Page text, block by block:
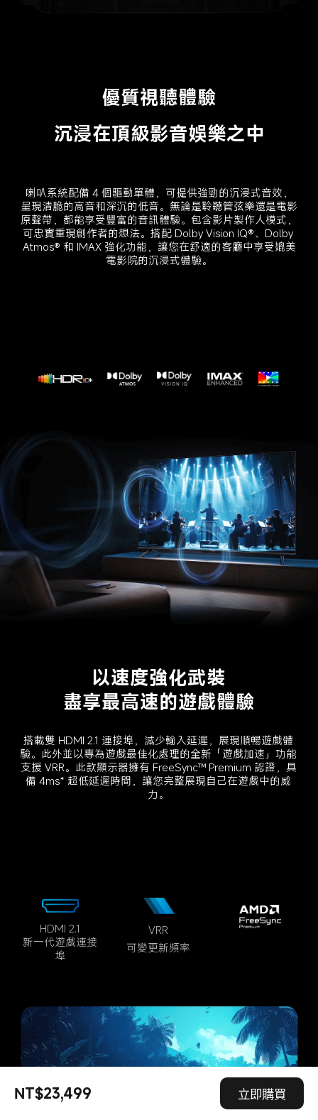
NT$23,499 立即購買
優質視聽體驗
沉浸在頂級影音娛樂之中
喇叭系統配備 4 個驅動單體，可提供強勁的沉浸式音效，
呈現清脆的高音和深沉的低音。無論是聆聽管弦樂還是電影
原聲帶，都能享受豐富的音訊體驗。包含影片製作人模式，
可忠實重現創作者的想法。搭配 Dolby Vision IQ®、Dolby
Atmos® 和 IMAX 強化功能，讓您在舒適的客廳中享受媲美
電影院的沉浸式體驗。
以速度強化武裝
盡享最高速的遊戲體驗
搭載雙 HDMI 2.1 連接埠，減少輸入延遲，展現順暢遊戲體
驗。此外並以專為遊戲最佳化處理的全新「遊戲加速」功能
支援 VRR。此款顯示器擁有 FreeSync™ Premium 認證，具
備 4ms* 超低延遲時間，讓您完整展現自己在遊戲中的威
力。
HDMI 2.1
新一代遊戲連接
埠
VRR
可變更新頻率